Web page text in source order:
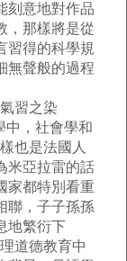
刻意地對作品
，那樣將是從
習得的科學規
無聲般的過程
習之染
中，社會學和
也是法國人
米亞拉雷的話
家都特別看重
聯，子子孫孫
地繁衍下
道德教育中